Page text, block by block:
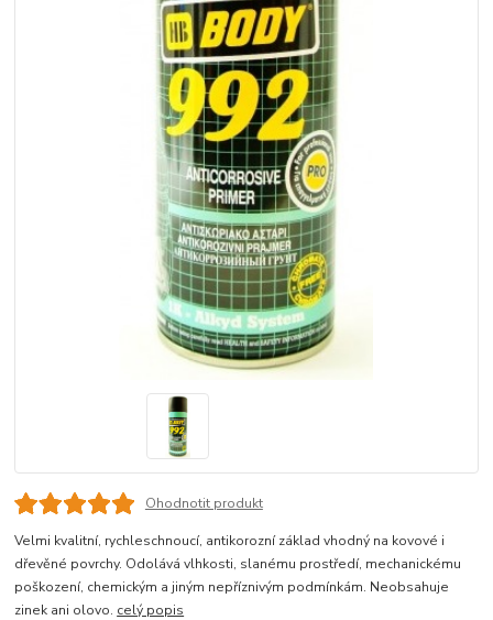
Ohodnotit produkt
Velmi kvalitní, rychleschnoucí, antikorozní základ vhodný na kovové i
dřevěné povrchy. Odolává vlhkosti, slanému prostředí, mechanickému
poškození, chemickým a jiným nepříznivým podmínkám. Neobsahuje
zinek ani olovo. celý popis